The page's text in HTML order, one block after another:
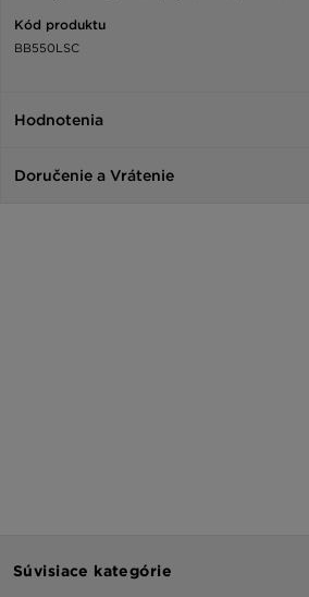
Kód produktu
BB550LSC
Hodnotenia
Doručenie a Vrátenie
Súvisiace kategórie